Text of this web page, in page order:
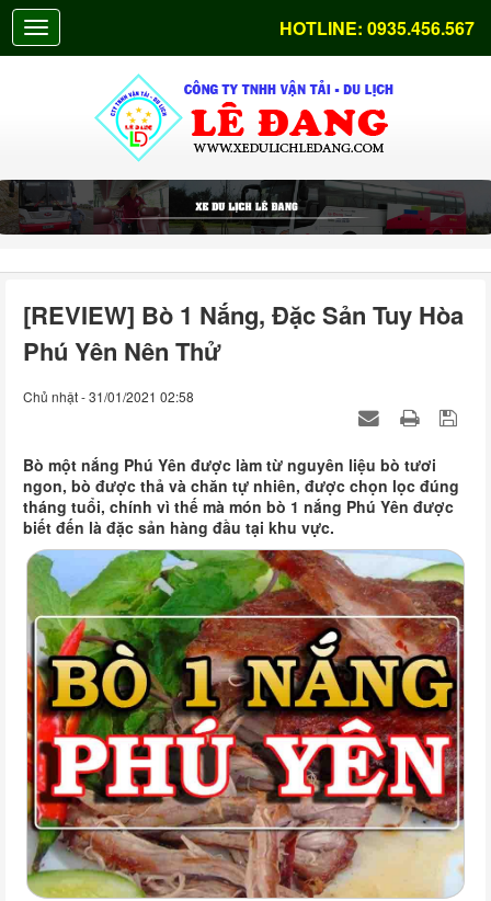
HOTLINE: 0935.456.567
[REVIEW] Bò 1 Nắng, Đặc Sản Tuy Hòa
Phú Yên Nên Thử
Chủ nhật - 31/01/2021 02:58
Bò một nắng Phú Yên được làm từ nguyên liệu bò tươi
ngon, bò được thả và chăn tự nhiên, được chọn lọc đúng
tháng tuổi, chính vì thế mà món bò 1 nắng Phú Yên được
biết đến là đặc sản hàng đầu tại khu vực.